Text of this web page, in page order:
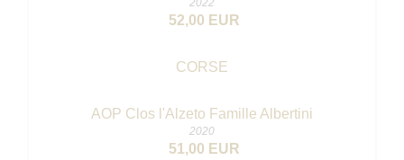
2022
52,00 EUR
CORSE
AOP Clos l'Alzeto Famille Albertini
2020
51,00 EUR